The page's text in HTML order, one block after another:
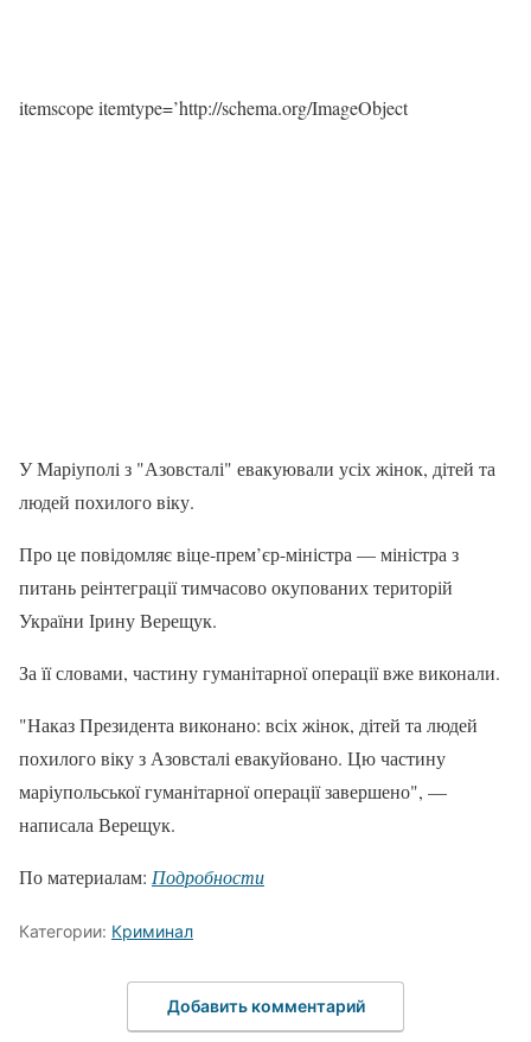
itemscope itemtype=’http://schema.org/ImageObject
У Маріуполі з "Азовсталі" евакуювали усіх жінок, дітей та
людей похилого віку.
Про це повідомляє віце-прем’єр-міністра — міністра з
питань реінтеграції тимчасово окупованих територій
України Ірину Верещук.
За її словами, частину гуманітарної операції вже виконали.
"Наказ Президента виконано: всіх жінок, дітей та людей
похилого віку з Азовсталі евакуйовано. Цю частину
маріупольської гуманітарної операції завершено", —
написала Верещук.
По материалам: Подробности
Категории: Криминал
Добавить комментарий